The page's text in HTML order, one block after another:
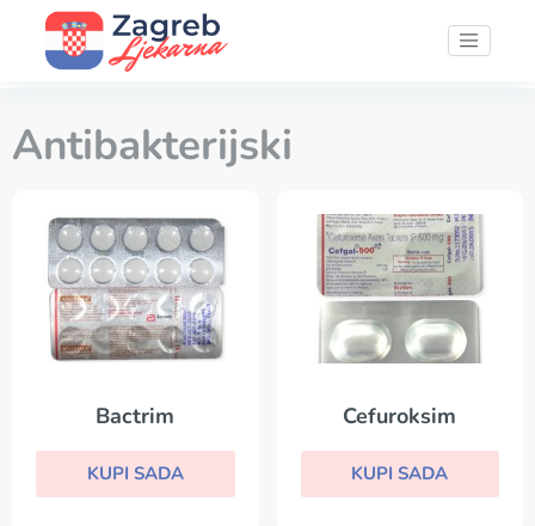
Antibakterijski
Bactrim
KUPI SADA
Cefuroksim
KUPI SADA